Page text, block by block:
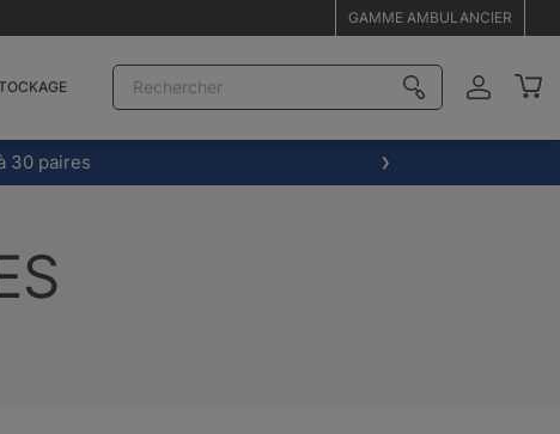
GAMME AMBULANCIER
30 paires